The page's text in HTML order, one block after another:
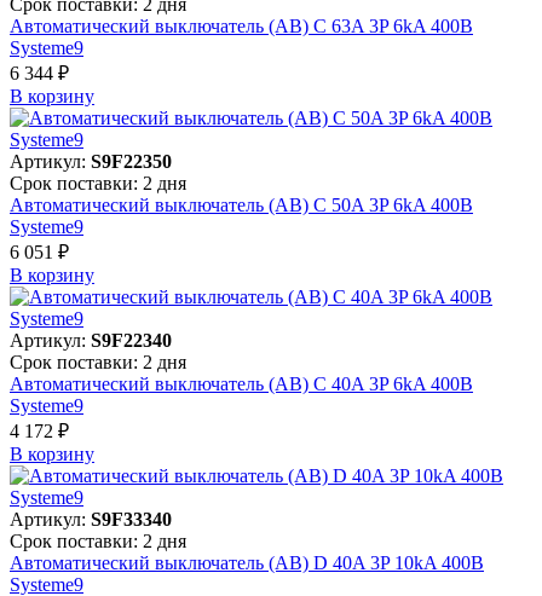
Автоматический выключатель (АВ) C 63A 3P 6kA 400В
Systeme9
6 344 ₽
В корзинy
Артикул: S9F22350
Срок поставки: 2 дня
Автоматический выключатель (АВ) C 50A 3P 6kA 400В
Systeme9
6 051 ₽
В корзинy
Артикул: S9F22340
Срок поставки: 2 дня
Автоматический выключатель (АВ) C 40A 3P 6kA 400В
Systeme9
4 172 ₽
В корзинy
Артикул: S9F33340
Срок поставки: 2 дня
Автоматический выключатель (АВ) D 40A 3P 10kA 400В
Systeme9